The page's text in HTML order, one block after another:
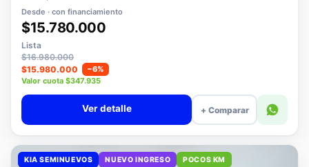
📍 Maipú
Desde · con financiamiento
$15.780.000
Lista
$16.980.000
$15.980.000
−6%
Valor cuota $347.935
+ Comparar